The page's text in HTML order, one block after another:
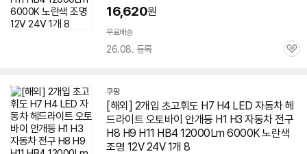
16,620원
무료배송
26.08. 등록
관
쿠팡
[해외] 2개입 초고휘도 H7 H4 LED 자동차 헤
드라이트 오토바이 안개등 H1 H3 자동차 전구
H8 H9 H11 HB4 12000Lm 6000K 노란색
조명 12V 24V 1개 8